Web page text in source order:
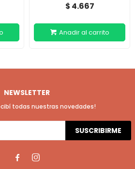
$ 4.667
NEWSLETTER
todas nuestras novedades!
SUSCRIBIRME
 